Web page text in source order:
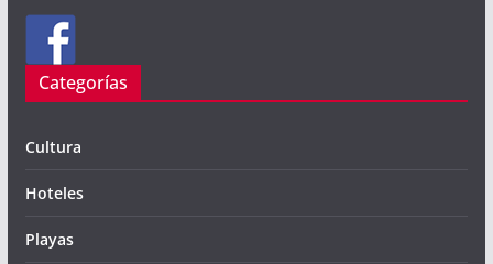
Categorías
Cultura
Hoteles
Playas